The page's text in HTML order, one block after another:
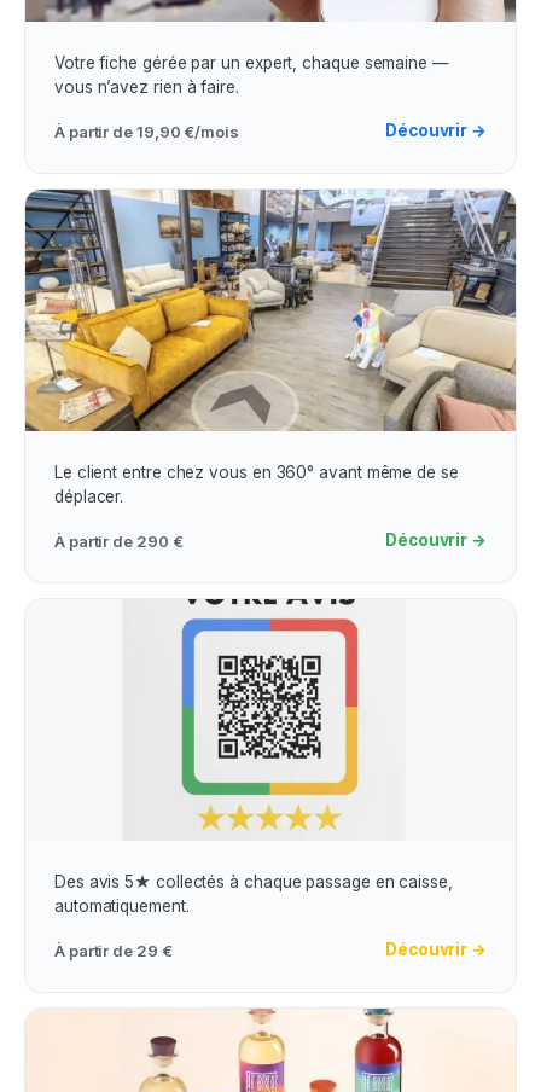
Assistance & Visibilité Google Maps
Votre fiche gérée par un expert, chaque semaine —
vous n’avez rien à faire.
À partir de19,90 €/mois Découvrir →
Visites Virtuelles
Le client entre chez vous en 360° avant même de se
déplacer.
À partir de 290 € Découvrir →
Obtention Avis Google Maps
Des avis 5★ collectés à chaque passage en caisse,
automatiquement.
À partir de 29 € Découvrir →